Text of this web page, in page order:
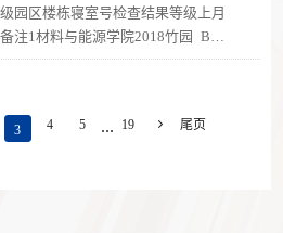
园区楼栋寝室号检查结果等级上月
注1材料与能源学院2018竹园 B
料与能源学院201...
3 4 5 19  尾页